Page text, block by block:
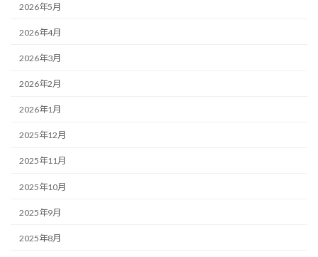
2026年5月
2026年4月
2026年3月
2026年2月
2026年1月
2025年12月
2025年11月
2025年10月
2025年9月
2025年8月